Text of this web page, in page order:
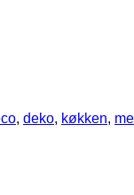
, deko, køkken,